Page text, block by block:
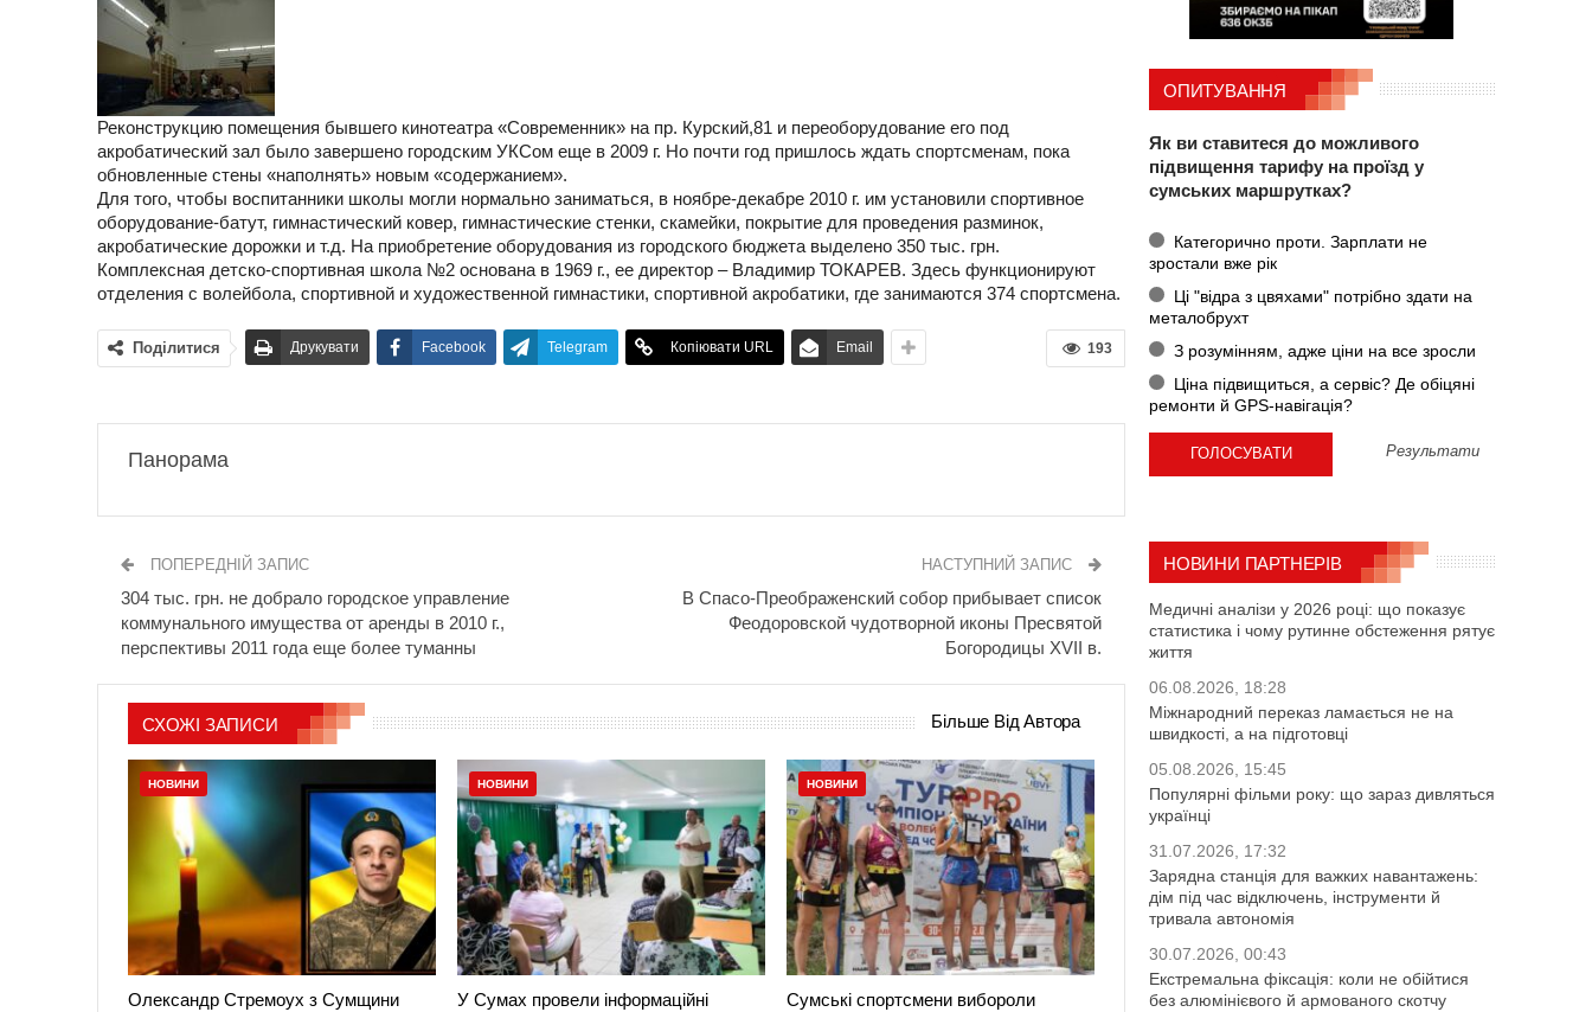
Реконструкцию помещения бывшего кинотеатра «Современник» на пр. Курский,81 и переоборудование его под
акробатический зал было завершено городским УКСом еще в 2009 г. Но почти год пришлось ждать спортсменам, пока
обновленные стены «наполнять» новым «содержанием».
Для того, чтобы воспитанники школы могли нормально заниматься, в ноябре-декабре 2010 г. им установили спортивное
оборудование-батут, гимнастический ковер, гимнастические стенки, скамейки, покрытие для проведения разминок,
акробатические дорожки и т.д. На приобретение оборудования из городского бюджета выделено 350 тыс. грн.
Комплексная детско-спортивная школа №2 основана в 1969 г., ее директор – Владимир ТОКАРЕВ. Здесь функционируют
отделения с волейбола, спортивной и художественной гимнастики, спортивной акробатики, где занимаются 374 спортсмена.
193
Поділитися Друкувати Facebook Telegram Копіювати URL Email
Панорама
ПОПЕРЕДНІЙ ЗАПИС
304 тыс. грн. не добрало городское управление
коммунального имущества от аренды в 2010 г.,
перспективы 2011 года еще более туманны
НАСТУПНИЙ ЗАПИС
В Спасо-Преображенский собор прибывает список
Феодоровской чудотворной иконы Пресвятой
Богородицы XVII в.
СХОЖІ ЗАПИСИ Більше Від Автора
НОВИНИ
Олександр Стремоух з Сумщини
НОВИНИ
У Сумах провели інформаційні
НОВИНИ
Сумські спортсмени вибороли
ОПИТУВАННЯ
Як ви ставитеся до можливого
підвищення тарифу на проїзд у
сумських маршрутках?
Категорично проти. Зарплати не
зростали вже рік
Ці "відра з цвяхами" потрібно здати на
металобрухт
З розумінням, адже ціни на все зросли
Ціна підвищиться, а сервіс? Де обіцяні
ремонти й GPS-навігація?
Результати
НОВИНИ ПАРТНЕРІВ
Медичні аналізи у 2026 році: що показує
статистика і чому рутинне обстеження рятує
життя
06.08.2026, 18:28
Міжнародний переказ ламається не на
швидкості, а на підготовці
05.08.2026, 15:45
Популярні фільми року: що зараз дивляться
українці
31.07.2026, 17:32
Зарядна станція для важких навантажень:
дім під час відключень, інструменти й
тривала автономія
30.07.2026, 00:43
Екстремальна фіксація: коли не обійтися
без алюмінієвого й армованого скотчу